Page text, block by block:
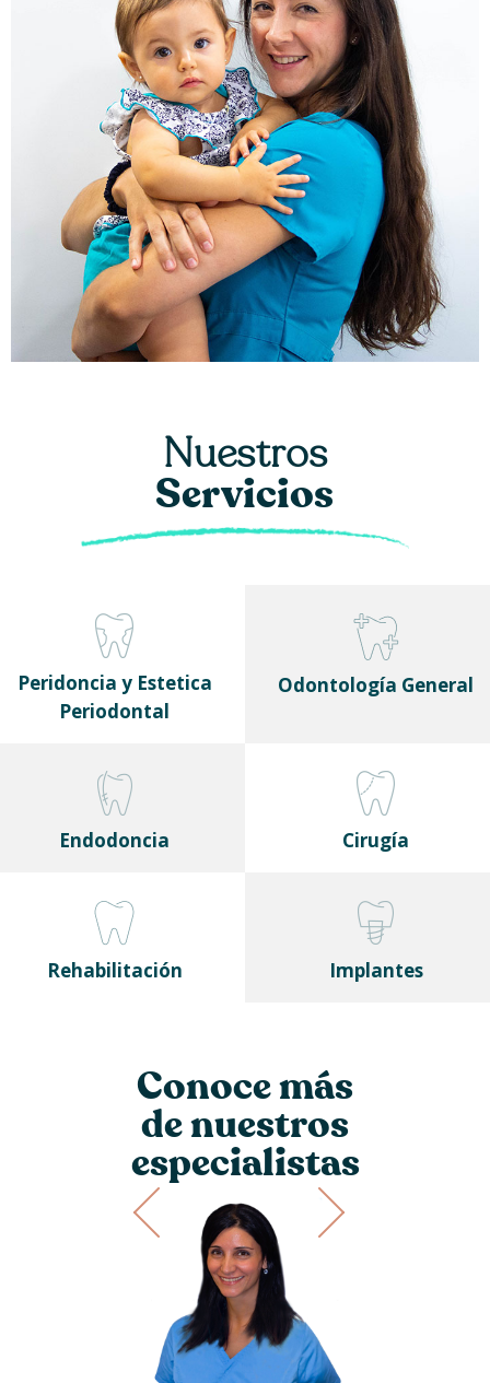
Nuestros
Servicios
Peridoncia y Estetica
Periodontal
Odontología General
Endodoncia Cirugía
Rehabilitación Implantes
Conoce más
de nuestros
especialistas